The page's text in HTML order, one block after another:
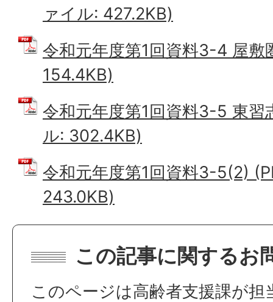
ァイル: 427.2KB)
令和元年度第1回資料3-4 屋敷
154.4KB)
令和元年度第1回資料3-5 東習
ル: 302.4KB)
令和元年度第1回資料3-5(2)
243.0KB)
この記事に関するお
このページは高齢者支援課が担